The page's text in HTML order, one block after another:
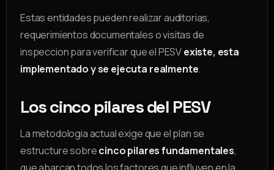
Estas entidades pueden realizar auditorias,
requerimientos documentales o visitas de
inspeccion para verificar que el PESVexiste, esta
implementado y se ejecuta realmente.
Los cinco pilares del PESV
La metodologia actual exige que el plan se
estructure sobrecinco pilares fundamentales,